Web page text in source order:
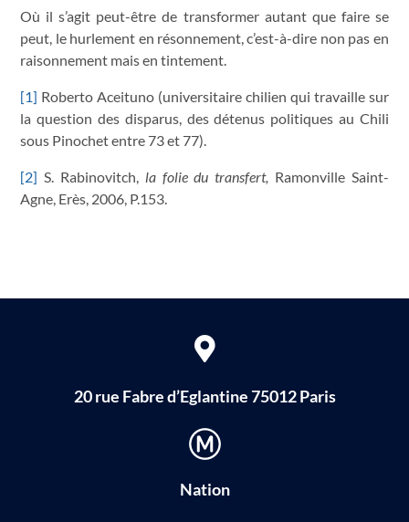
Où il s’agit peut-être de transformer autant que faire se
peut, le hurlement en résonnement, c’est-à-dire non pas en
raisonnement mais en tintement.
[1] Roberto Aceituno (universitaire chilien qui travaille sur
la question des disparus, des détenus politiques au Chili
sous Pinochet entre 73 et 77).
[2] S. Rabinovitch, la folie du transfert, Ramonville Saint-
Agne, Erès, 2006, P.153.
20 rue Fabre d’Eglantine 75012 Paris
Nation